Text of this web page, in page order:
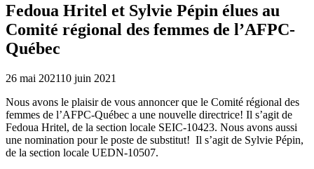
Fedoua Hritel et Sylvie Pépin élues au
Comité régional des femmes de l’AFPC-
Québec
26 mai 202110 juin 2021
Nous avons le plaisir de vous annoncer que le Comité régional des
femmes de l’AFPC-Québec a une nouvelle directrice! Il s’agit de
Fedoua Hritel, de la section locale SEIC-10423. Nous avons aussi
une nomination pour le poste de substitut! Il s’agit de Sylvie Pépin,
de la section locale UEDN-10507.